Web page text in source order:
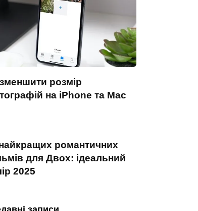
розмір
на iPhone та Mac
романтичних
для Двох: ідеальний
2025